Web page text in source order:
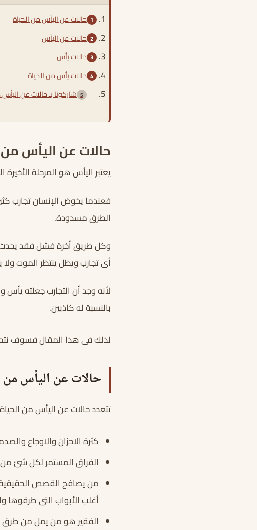
حالات عن اليأس من الحياة
حالات عن اليأس
حالات يأس
حالات يأس من الحياة
شاركونا بـ حالات عن
حالات عن اليأس
يعتبر اليأس هو المرحلة
فعندما يخوض الإنسان تجارب
الطرق مسدودة.
وكل طريق أخرة فشل فقد يحدث
أى تجارب ويظل ينتظر الموت ولا
لأنه وجد أن التجارب جعلته يأس
بالنسبة له كاذبين.
لذلك فى هذا المقال فسوف
حالات عن اليأس من
تتعدد حالات عن اليأس من
كثرة الاحزان والاوجاع
الفراق المستمر لكل شئ من
من يصافح القصص الحقيقية
أغلب الأبواب التى طرقوها
الفقير هو من يمل من طرق